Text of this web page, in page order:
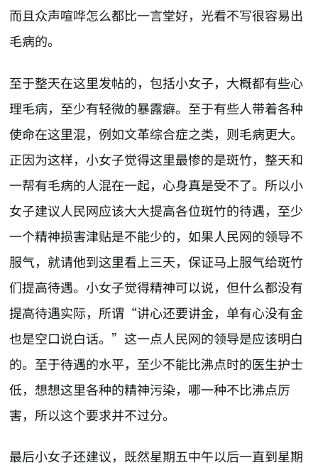
而且众声喧哗怎么都比一言堂好，光看不写很容易出
毛病的。
至于整天在这里发帖的，包括小女子，大概都有些心
理毛病，至少有轻微的暴露癖。至于有些人带着各种
使命在这里混，例如文革综合症之类，则毛病更大。
正因为这样，小女子觉得这里最惨的是斑竹，整天和
一帮有毛病的人混在一起，心身真是受不了。所以小
女子建议人民网应该大大提高各位斑竹的待遇，至少
一个精神损害津贴是不能少的，如果人民网的领导不
服气，就请他到这里看上三天，保证马上服气给斑竹
们提高待遇。小女子觉得精神可以说，但什么都没有
提高待遇实际，所谓“讲心还要讲金，单有心没有金
也是空口说白话。”这一点人民网的领导是应该明白
的。至于待遇的水平，至少不能比沸点时的医生护士
低，想想这里各种的精神污染，哪一种不比沸点厉
害，所以这个要求并不过分。
最后小女子还建议，既然星期五中午以后一直到星期